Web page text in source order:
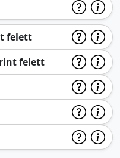
felett
felett